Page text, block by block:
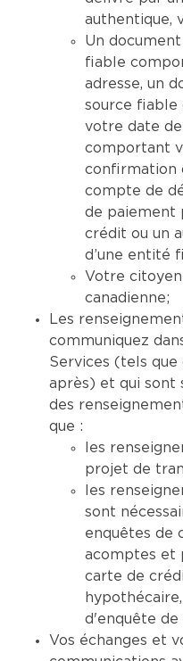
authentique,
Un
fiable
adresse, un
source
votre date
comportant
confirmation
compte de
de paiement
crédit ou un
d’une entité
Votre
canadienne;
Les
communiquez
Services (tels que
après) et qui sont
des
que :
les
projet de
les
sont
enquêtes de
acomptes et
carte de
d'enquête de
Vos échanges et